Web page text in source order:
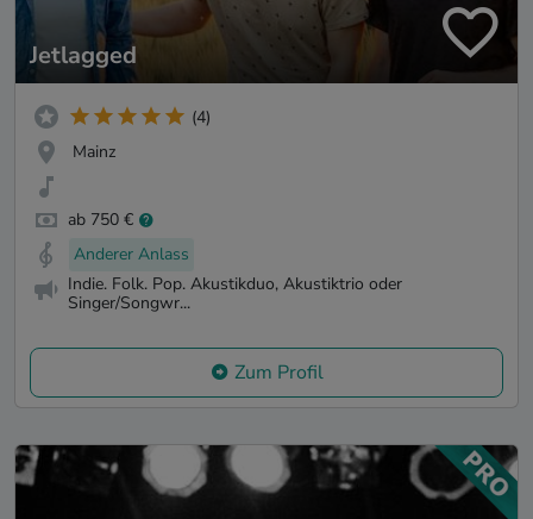
Jetlagged
(4)
Mainz
ab 750 €
Anderer Anlass
Indie. Folk. Pop. Akustikduo, Akustiktrio oder
Singer/Songwr...
Zum Profil